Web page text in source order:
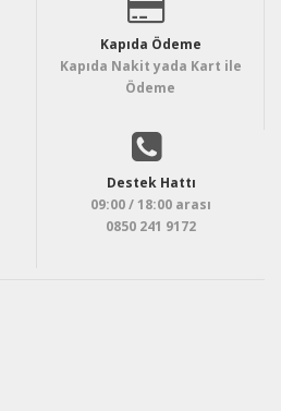
Kapıda Ödeme
Kapıda Nakit yada Kart ile
Ödeme
Destek Hattı
09:00 / 18:00 arası
0850 241 9172